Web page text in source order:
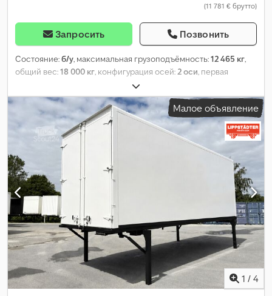
(11 781 € брутто)
Запросить Позвонить
Состояние:б/у, максимальная грузоподъёмность:12 465 кг,
общий вес:18 000 кг , конфигурация осей: 2 оси , первая
, длина грузового отсека:
ширина пространства для загрузки:2 480 мм, высота
грузового отсека:
2 600 мм, объем грузового пространства:47
м³
, Оборудование:ABS, гидроборт,
Малое объявление
1 / 4